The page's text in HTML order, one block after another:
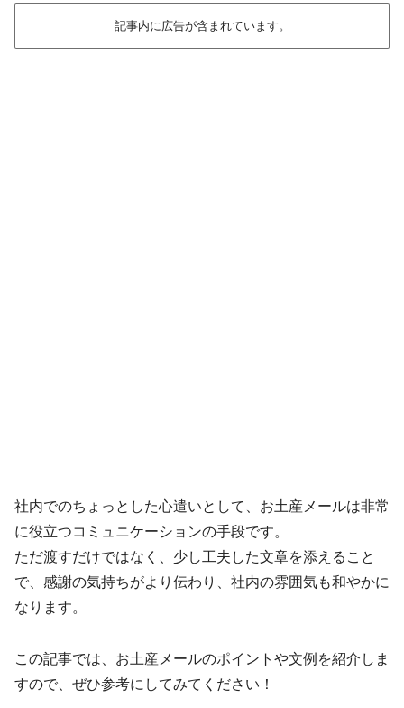
記事内に広告が含まれています。
社内でのちょっとした心遣いとして、お土産メールは非常
に役立つコミュニケーションの手段です。
ただ渡すだけではなく、少し工夫した文章を添えること
で、感謝の気持ちがより伝わり、社内の雰囲気も和やかに
なります。
この記事では、お土産メールのポイントや文例を紹介しま
すので、ぜひ参考にしてみてください！